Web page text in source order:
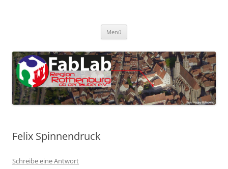
Menü
Felix Spinnendruck
Schreibe eine Antwort